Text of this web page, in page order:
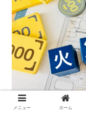
メニュー ホーム